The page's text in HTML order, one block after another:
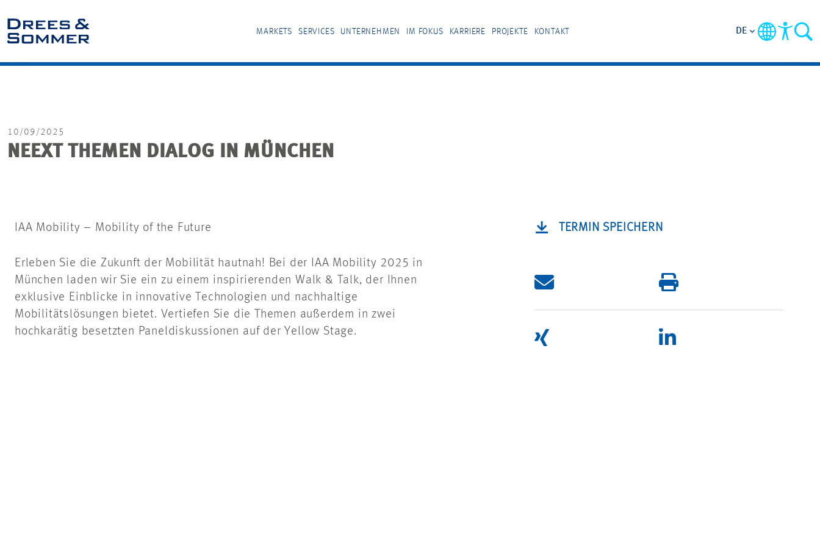
MARKETS SERVICES UNTERNEHMEN IM FOKUS KARRIERE PROJEKTE KONTAKT DE
10/09/2025
NEEXT THEMEN DIALOG IN MÜNCHEN
IAA Mobility – Mobility of the Future
Erleben Sie die Zukunft der Mobilität hautnah! Bei der IAA Mobility 2025 in
München laden wir Sie ein zu einem inspirierenden Walk & Talk, der Ihnen
exklusive Einblicke in innovative Technologien und nachhaltige
Mobilitätslösungen bietet. Vertiefen Sie die Themen außerdem in zwei
hochkarätig besetzten Paneldiskussionen auf der Yellow Stage.
TERMIN SPEICHERN